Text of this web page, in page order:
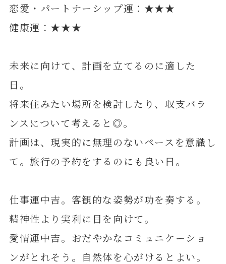
恋愛・パートナーシップ運：★★★
健康運：★★★
未来に向けて、計画を立てるのに適した
日。
将来住みたい場所を検討したり、収支バラ
ンスについて考えると◎。
計画は、現実的に無理のないペースを意識し
て。旅行の予約をするのにも良い日。
仕事運中吉。客観的な姿勢が功を奏する。
精神性より実利に目を向けて。
愛情運中吉。おだやかなコミュニケーショ
ンがとれそう。自然体を心がけるとよい。